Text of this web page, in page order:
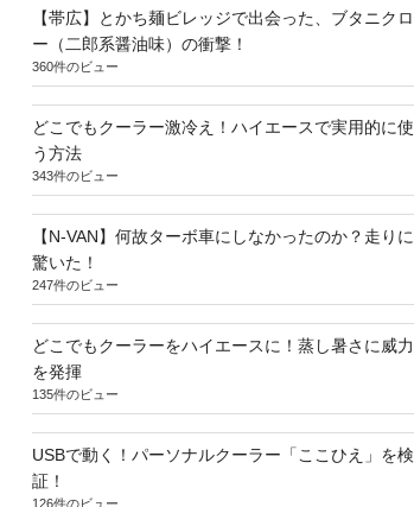
【帯広】とかち麺ビレッジで出会った、ブタニクロ
ー（二郎系醤油味）の衝撃！
360件のビュー
どこでもクーラー激冷え！ハイエースで実用的に使
う方法
343件のビュー
【N-VAN】何故ターボ車にしなかったのか？走りに
驚いた！
247件のビュー
どこでもクーラーをハイエースに！蒸し暑さに威力
を発揮
135件のビュー
USBで動く！パーソナルクーラー「ここひえ」を検
証！
126件のビュー